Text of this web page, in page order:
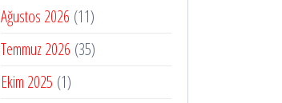
Ağustos 2026 (11)
Temmuz 2026 (35)
Ekim 2025 (1)